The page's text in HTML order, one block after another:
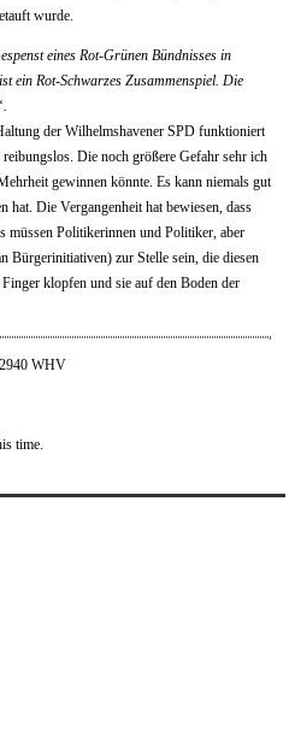
wurde.
eines Rot-Grünen Bündnisses in
ein Rot-Schwarzes Zusammenspiel. Die
der Wilhelmshavener SPD funktioniert
Die noch größere Gefahr sehr ich
gewinnen könnte. Es kann niemals gut
hat. Die Vergangenheit hat bewiesen, dass
müssen Politikerinnen und Politiker, aber
Bürgerinitiativen) zur Stelle sein, die diesen
klopfen und sie auf den Boden der
WHV
time.